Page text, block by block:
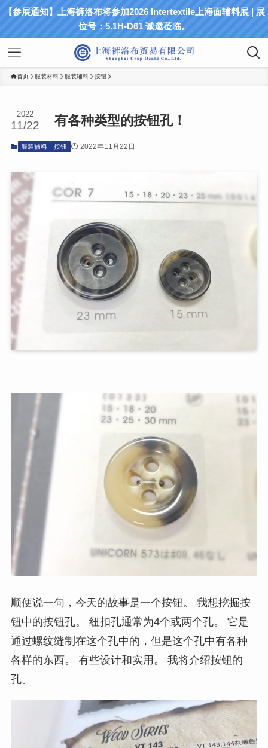
【参展通知】上海裤洛布将参加2026 Intertextile上海面辅料展 | 展
位号：5.1H-D61 诚邀莅临。
首页 服装材料 服装辅料 按钮
有各种类型的按钮孔！
2022
11/22
服装辅料 按钮 2022年11月22日
顺便说一句，今天的故事是一个按钮。 我想挖掘按
钮中的按钮孔。 纽扣孔通常为4个或两个孔。 它是
通过螺纹缝制在这个孔中的，但是这个孔中有各种
各样的东西。 有些设计和实用。 我将介绍按钮的
孔。